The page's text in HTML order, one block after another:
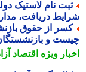
دریافت، مدارک و
و بازنشستگان
ویژهاقتصاد آزاد